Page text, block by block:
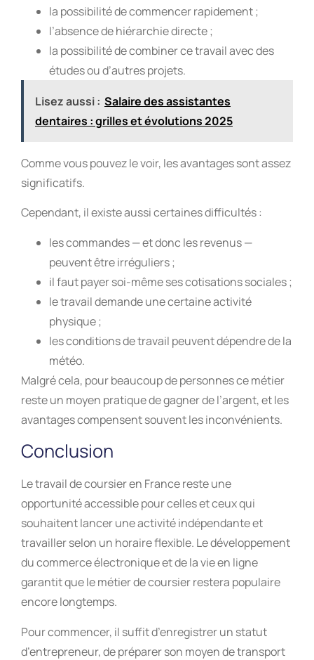
la possibilité de commencer rapidement ;
l’absence de hiérarchie directe ;
la possibilité de combiner ce travail avec des
études ou d’autres projets.
Lisez aussi : Salaire des assistantes
dentaires : grilles et évolutions 2025
Comme vous pouvez le voir, les avantages sont assez
significatifs.
Cependant, il existe aussi certaines difficultés :
les commandes — et donc les revenus —
peuvent être irréguliers ;
il faut payer soi-même ses cotisations sociales ;
le travail demande une certaine activité
physique ;
les conditions de travail peuvent dépendre de la
météo.
Malgré cela, pour beaucoup de personnes ce métier
reste un moyen pratique de gagner de l’argent, et les
avantages compensent souvent les inconvénients.
Conclusion
Le travail de coursier en France reste une
opportunité accessible pour celles et ceux qui
souhaitent lancer une activité indépendante et
travailler selon un horaire flexible. Le développement
du commerce électronique et de la vie en ligne
garantit que le métier de coursier restera populaire
encore longtemps.
Pour commencer, il suffit d’enregistrer un statut
d’entrepreneur, de préparer son moyen de transport